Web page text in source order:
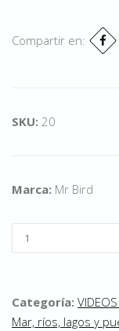
Compartir en:
SKU: 20
Marca: Mr Bird
Categoría:
Mar, ríos, lagos y